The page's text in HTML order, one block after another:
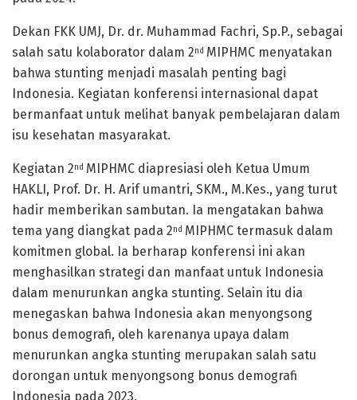
Dekan FKK UMJ, Dr. dr. Muhammad Fachri, Sp.P., sebagai
salah satu kolaborator dalam 2nd MIPHMC menyatakan
bahwa stunting menjadi masalah penting bagi
Indonesia. Kegiatan konferensi internasional dapat
bermanfaat untuk melihat banyak pembelajaran dalam
isu kesehatan masyarakat.
Kegiatan 2nd MIPHMC diapresiasi oleh Ketua Umum
HAKLI, Prof. Dr. H. Arif umantri, SKM., M.Kes., yang turut
hadir memberikan sambutan. Ia mengatakan bahwa
tema yang diangkat pada 2nd MIPHMC termasuk dalam
komitmen global. Ia berharap konferensi ini akan
menghasilkan strategi dan manfaat untuk Indonesia
dalam menurunkan angka stunting. Selain itu dia
menegaskan bahwa Indonesia akan menyongsong
bonus demografi, oleh karenanya upaya dalam
menurunkan angka stunting merupakan salah satu
dorongan untuk menyongsong bonus demografi
Indonesia pada 2023.